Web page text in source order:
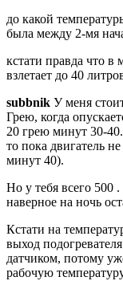
до какой
была между 2-мя
кстати правда что в
взлетает до 40
subbnik У меня
Грею, когда
20 грею минут 30-
то пока двигатель
минут 40).
Но у тебя всего 500
наверное на ночь
Кстати на
выход
датчиком, потому
рабочую